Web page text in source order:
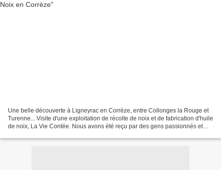
Une belle découverte à Ligneyrac en Corrèze, entre Collonges la Rouge et
Turenne... Visite d'une exploitation de récolte de noix et de fabrication d'huile
de noix, La Vie Contée. Nous avons été reçu par des gens passionnés et